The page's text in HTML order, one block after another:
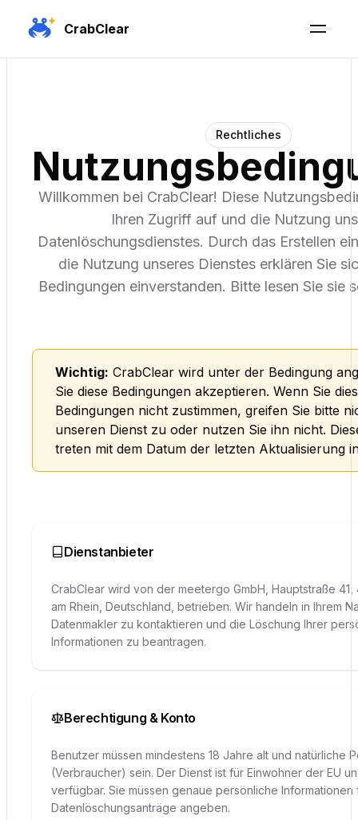
CrabClear
Rechtliches
Willkommen bei CrabClear! Diese
Ihren Zugriff auf und die Nutzung
Datenlöschungsdienstes. Durch das Erstellen
die Nutzung unseres Dienstes erklären Sie
Bedingungen einverstanden. Bitte lesen Sie sie
Wichtig: CrabClear wird unter der Bedingung
Sie diese Bedingungen akzeptieren. Wenn Sie
Bedingungen nicht zustimmen, greifen Sie bitte
unseren Dienst zu oder nutzen Sie ihn nicht.
treten mit dem Datum der letzten Aktualisierung
Dienstanbieter
CrabClear wird von der meetergo GmbH, Hauptstraße
am Rhein, Deutschland, betrieben. Wir handeln in Ihrem
Datenmakler zu kontaktieren und die Löschung Ihrer
Informationen zu beantragen.
Berechtigung & Konto
Benutzer müssen mindestens 18 Jahre alt und natürliche
(Verbraucher) sein. Der Dienst ist für Einwohner der EU
verfügbar. Sie müssen genaue persönliche Informationen
Datenlöschungsanträge angeben.